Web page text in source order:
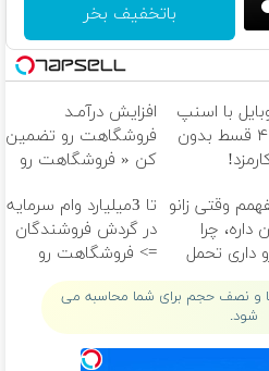
باتخفیف بخر
با اسنپ
پی | در ۴ قسط بدون
افزایش درآمـد
فروشگاهت رو تضمین
کن « فروشگاهت رو
وقتی زانو
داره، چرا
داری تحمل
تا 3میلیارد وام سرمایه
در گردش فروشندگان
=> فروشگاهت رو
ثبت کن
بها و نصف حجم برای شما محاسبه می
شود.